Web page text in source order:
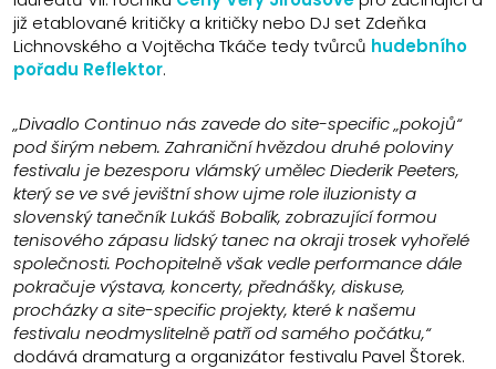
již etablované kritičky a kritičky nebo DJ set Zdeňka
Lichnovského a Vojtěcha Tkáče tedy tvůrců hudebního
pořadu Reflektor.
„Divadlo Continuo nás zavede do site-specific „pokojů“
pod širým nebem. Zahraniční hvězdou druhé poloviny
festivalu je bezesporu vlámský umělec Diederik Peeters,
který se ve své jevištní show ujme role iluzionisty a
slovenský tanečník Lukáš Bobalík, zobrazující formou
tenisového zápasu lidský tanec na okraji trosek vyhořelé
společnosti. Pochopitelně však vedle performance dále
pokračuje výstava, koncerty, přednášky, diskuse,
procházky a site-specific projekty, které k našemu
festivalu neodmyslitelně patří od samého počátku,“
dodává dramaturg a organizátor festivalu Pavel Štorek.